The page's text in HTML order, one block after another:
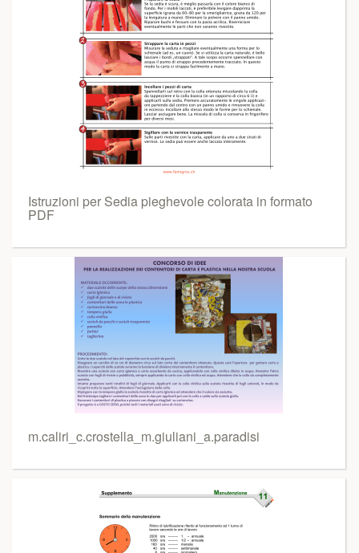
Istruzioni per Sedia pieghevole colorata in formato
PDF
m.caliri_c.crostella_m.giuliani_a.paradisi